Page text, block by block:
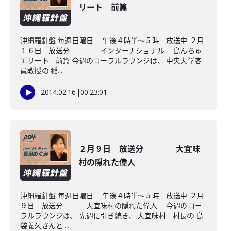
リート 前篇
沖縄羅針盤 毎週日曜日 午後４時半～５時 放送中 ２月
１６日 放送分 インターナショナル 島んちゅ
エリート 前篇 今週のコーラルラウンジは、 中央大学客
員教授の 稲...
2014.02.16 |00:23:01
２月９日 放送分 大宜味
村の隠れた偉人
沖縄羅針盤 毎週日曜日 午後４時半～５時 放送中 ２月
９日 放送分 大宜味村の隠れた偉人 今週のコー
ラルラウンジは、 先週に引き続き、 大宜味村 村長の 島
袋義久さんと ...